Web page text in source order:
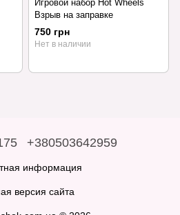
Игровой набор Hot Wheels
Взрыв на заправке
750 грн
Нет в наличии
+380503642959
информация
версия сайта